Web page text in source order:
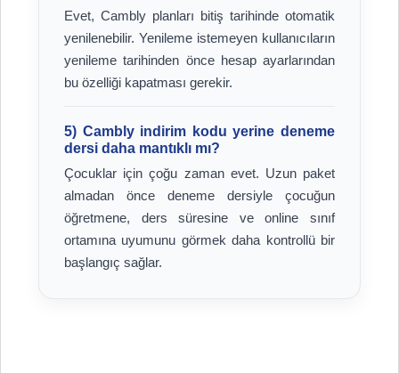
Evet, Cambly planları bitiş tarihinde otomatik
yenilenebilir. Yenileme istemeyen kullanıcıların
yenileme tarihinden önce hesap ayarlarından
bu özelliği kapatması gerekir.
5) Cambly indirim kodu yerine deneme
dersi daha mantıklı mı?
Çocuklar için çoğu zaman evet. Uzun paket
almadan önce deneme dersiyle çocuğun
öğretmene, ders süresine ve online sınıf
ortamına uyumunu görmek daha kontrollü bir
başlangıç sağlar.